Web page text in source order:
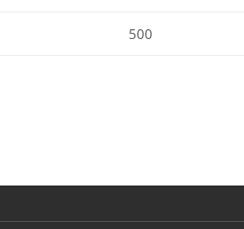
500